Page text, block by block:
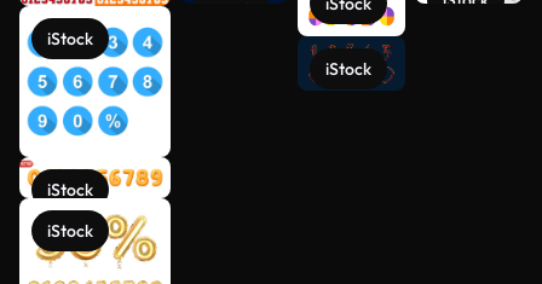
iStock
iStock
iStock
iStock